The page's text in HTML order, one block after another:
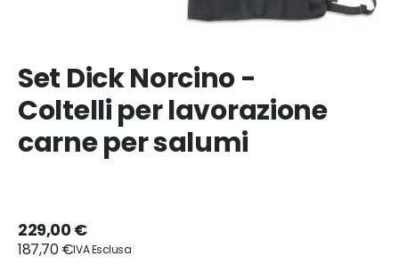
Set Dick Norcino -
Coltelli per lavorazione
carne per salumi
229,00 €
187,70 €